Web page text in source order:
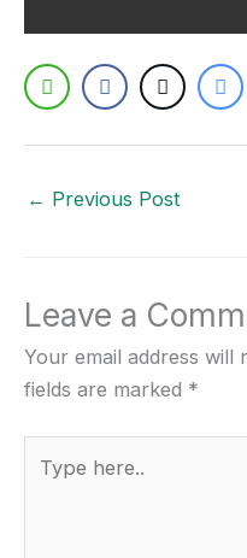
← Previous Post
Leave a
Your email address will
fields are marked *
here..